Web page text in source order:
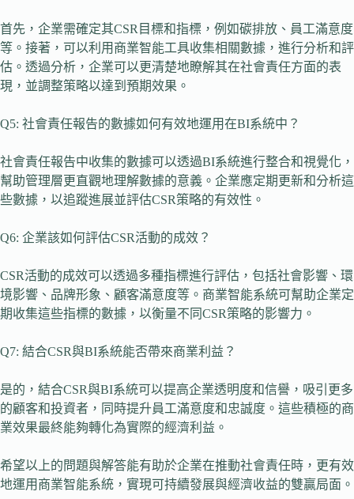
首先，企業需確定其CSR目標和指標，例如碳排放、員工滿意度
等。接著，可以利用商業智能工具收集相關數據，進行分析和評
估。透過分析，企業可以更清楚地瞭解其在社會責任方面的表
現，並調整策略以達到預期效果。
Q5: 社會責任報告的數據如何有效地運用在BI系統中？
社會責任報告中收集的數據可以透過BI系統進行整合和視覺化，
幫助管理層更直觀地理解數據的意義。企業應定期更新和分析這
些數據，以追蹤進展並評估CSR策略的有效性。
Q6: 企業該如何評估CSR活動的成效？
CSR活動的成效可以透過多種指標進行評估，包括社會影響、環
境影響、品牌形象、顧客滿意度等。商業智能系統可幫助企業定
期收集這些指標的數據，以衡量不同CSR策略的影響力。
Q7: 結合CSR與BI系統能否帶來商業利益？
是的，結合CSR與BI系統可以提高企業透明度和信譽，吸引更多
的顧客和投資者，同時提升員工滿意度和忠誠度。這些積極的商
業效果最終能夠轉化為實際的經濟利益。
希望以上的問題與解答能有助於企業在推動社會責任時，更有效
地運用商業智能系統，實現可持續發展與經濟收益的雙贏局面。